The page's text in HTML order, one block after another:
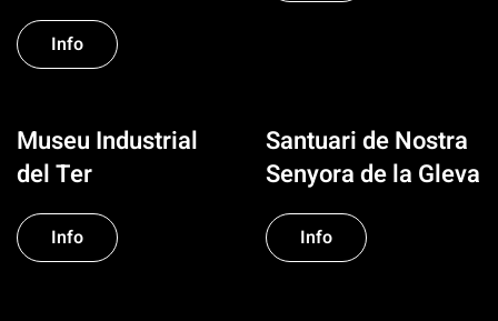
Info
Museu Industrial
del Ter
Info
Santuari de Nostra
Senyora de la Gleva
Info